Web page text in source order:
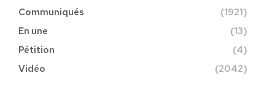
Communiqués
(1921)
En une
(13)
Pétition
(4)
Vidéo
(2042)